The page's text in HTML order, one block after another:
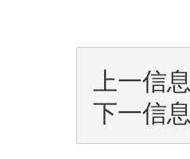
上一信
下一信